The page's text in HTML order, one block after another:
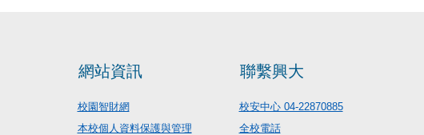
網站資訊
校園智財網
本校個人資料保護與管理
聯繫興大
校安中心 04-22870885
全校電話